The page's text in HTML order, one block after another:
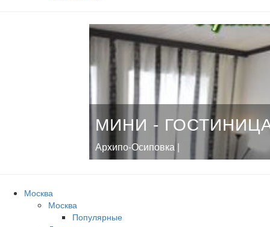
МИНИ -
Архипо-Осиповка |
Москва
Москва
Популярные